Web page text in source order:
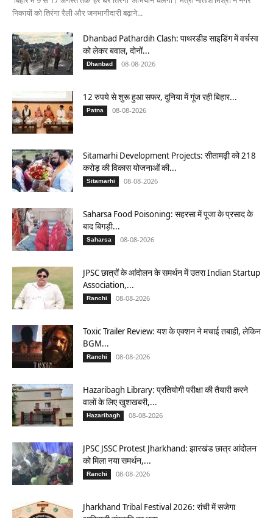
निकायों को तिरंगा रैली और जनभागीदारी बढ़ाने...
Dhanbad Pathardih Clash: पाथरडीह साइडिंग में वर्चस्व
को लेकर बवाल, दोनों...
Dhanbad 08-08-2026
12 रुपये से शुरू हुआ सफर, दुनिया में गूंज रही बिहार...
Patna 08-08-2026
Sitamarhi Development Projects: सीतामढ़ी को 218
करोड़ की विकास योजनाओं की...
Sitamarhi 08-08-2026
Saharsa Food Poisoning: सहरसा में पूजा के प्रसाद के
बाद बिगड़ी...
Saharsa 08-08-2026
JPSC छात्रों के आंदोलन के समर्थन में उतरा Indian Startup
Association,...
Ranchi 08-08-2026
Toxic Trailer Review: यश के एक्शन ने मचाई तबाही, लेकिन
BGM...
Ranchi 08-08-2026
Hazaribagh Library: प्रतियोगी परीक्षा की तैयारी करने
वालों के लिए खुशखबरी,...
Hazaribagh 08-08-2026
JPSC JSSC Protest Jharkhand: झारखंड छात्र आंदोलन
को मिला नया समर्थन,...
Ranchi 08-08-2026
Jharkhand Tribal Festival 2026: रांची में सजेगा